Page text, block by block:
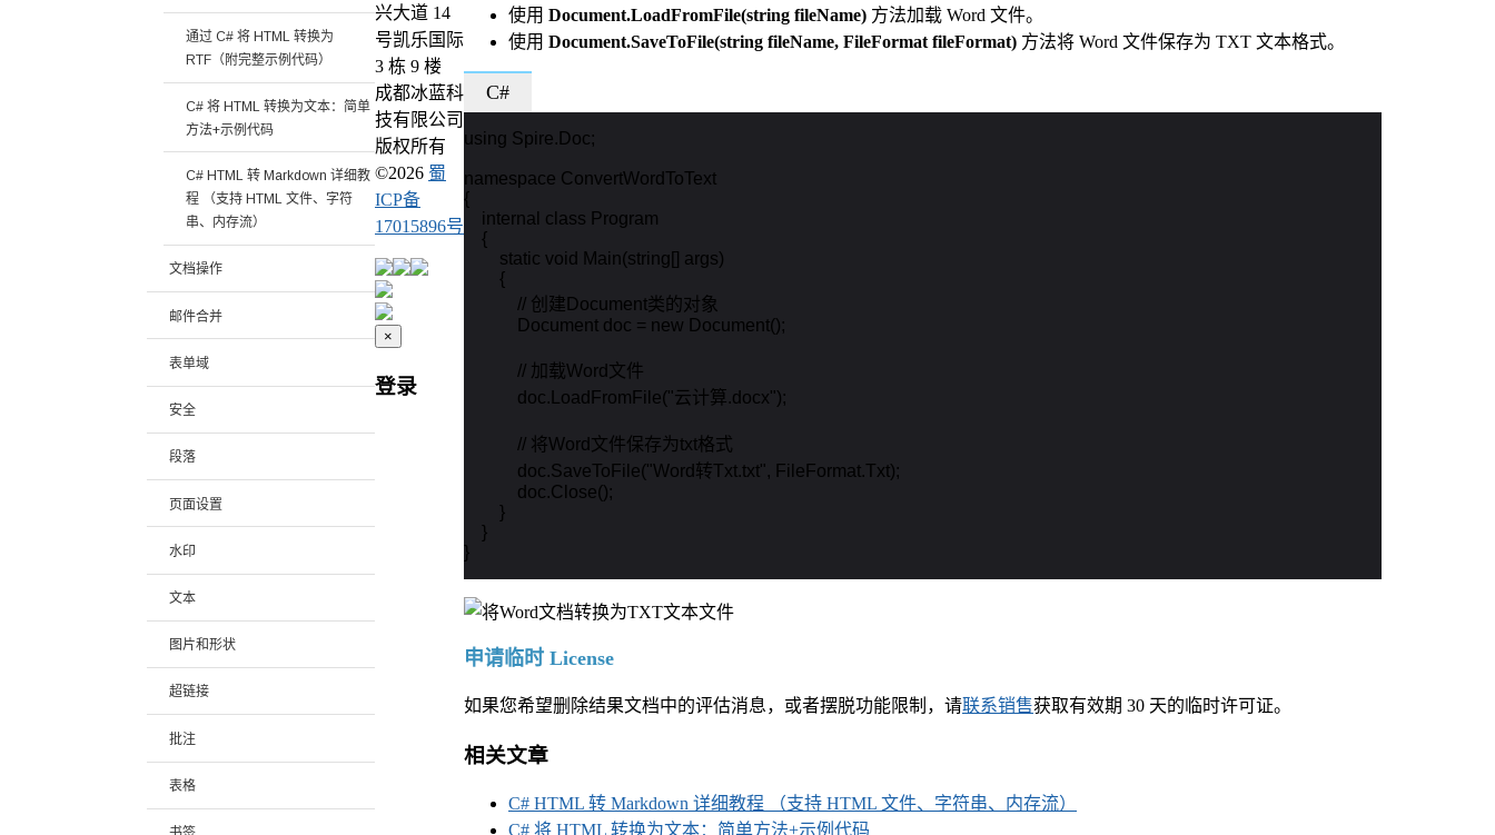
使用 Document.LoadFromFile(string fileName) 方法加载 Word 文件。
使用 Document.SaveToFile(string fileName, FileFormat fileFormat) 方法将 Word 文件保存为 TXT 文本格式。
C#
using Spire.Doc;
namespace ConvertWordToText
{
    internal class Program
    {
        static void Main(string[] args)
        {
            // 创建Document类的对象
            Document doc = new Document();
            // 加载Word文件
            doc.LoadFromFile("云计算.docx");
            // 将Word文件保存为txt格式
            doc.SaveToFile("Word转Txt.txt", FileFormat.Txt);
            doc.Close();
        }
    }
}
申请临时 License
如果您希望删除结果文档中的评估消息，或者摆脱功能限制，请联系销售获取有效期 30 天的临时许可证。
相关文章
C# HTML 转 Markdown 详细教程 （支持 HTML 文件、字符串、内存流）
C# 将 HTML 转换为文本：简单方法+示例代码
通过 C# 将 HTML 转换为
RTF（附完整示例代码）
C# 将 HTML 转换为文本：简单
方法+示例代码
C# HTML 转 Markdown 详细教
程 （支持 HTML 文件、字符
串、内存流）
文档操作
邮件合并
表单域
安全
段落
页面设置
水印
文本
图片和形状
超链接
批注
表格
兴大道 14
号凯乐国际
3 栋 9 楼
成都冰蓝科
技有限公司
版权所有
©2026 蜀
ICP备
17015896号
×
登录